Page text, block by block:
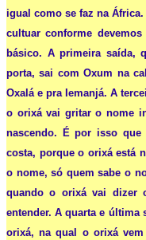
igual como se faz na
cultuar conforme
básico. A primeira saída,
porta, sai com Oxum na
Oxalá e pra Iemanjá. A
o orixá vai gritar o nome
nascendo. É por isso
costa, porque o orixá está
o nome, só quem sabe o
quando o orixá vai dizer
entender. A quarta e última
orixá, na qual o orixá